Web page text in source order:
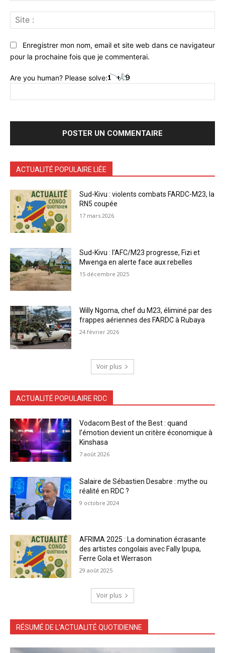
:
Enregistrer mon nom, email et site web dans ce navigateur
pour la prochaine fois que je commenterai.
Are you human? Please solve:
ACTUALITÉ POPULAIRE LIÉE
Sud-Kivu : violents combats FARDC-M23, la
RN5 coupée
17 mars 2026
Sud-Kivu : l’AFC/M23 progresse, Fizi et
Mwenga en alerte face aux rebelles
15 décembre 2025
Willy Ngoma, chef du M23, éliminé par des
frappes aériennes des FARDC à Rubaya
24 février 2026
Voir plus
ACTUALITÉ POPULAIRE RDC
Vodacom Best of the Best : quand
l’émotion devient un critère économique à
Kinshasa
7 août 2026
Salaire de Sébastien Desabre : mythe ou
réalité en RDC ?
9 octobre 2024
AFRIMA 2025 : La domination écrasante
des artistes congolais avec Fally Ipupa,
Ferre Gola et Werrason
29 août 2025
Voir plus
RÉSUMÉ DE L'ACTUALITÉ QUOTIDIENNE